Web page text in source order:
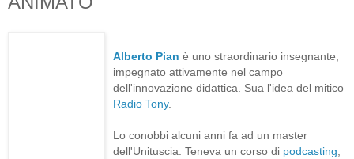
Alberto Pian è uno straordinario insegnante,
impegnato attivamente nel campo
dell'innovazione didattica. Sua l'idea del mitico
Radio Tony.
Lo conobbi alcuni anni fa ad un master
dell'Unituscia. Teneva un corso di podcasting